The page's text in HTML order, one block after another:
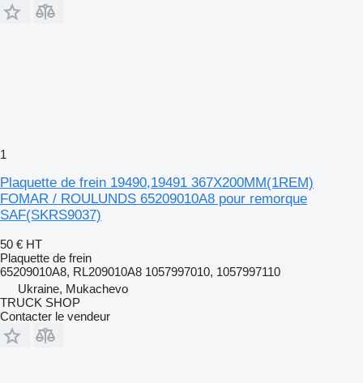
1
Plaquette de frein 19490,19491 367X200MM(1REM)
FOMAR / ROULUNDS 65209010A8 pour remorque
SAF(SKRS9037)
50 € HT
Plaquette de frein
65209010A8, RL209010A8 1057997010, 1057997110
Ukraine, Mukachevo
TRUCK SHOP
Contacter le vendeur